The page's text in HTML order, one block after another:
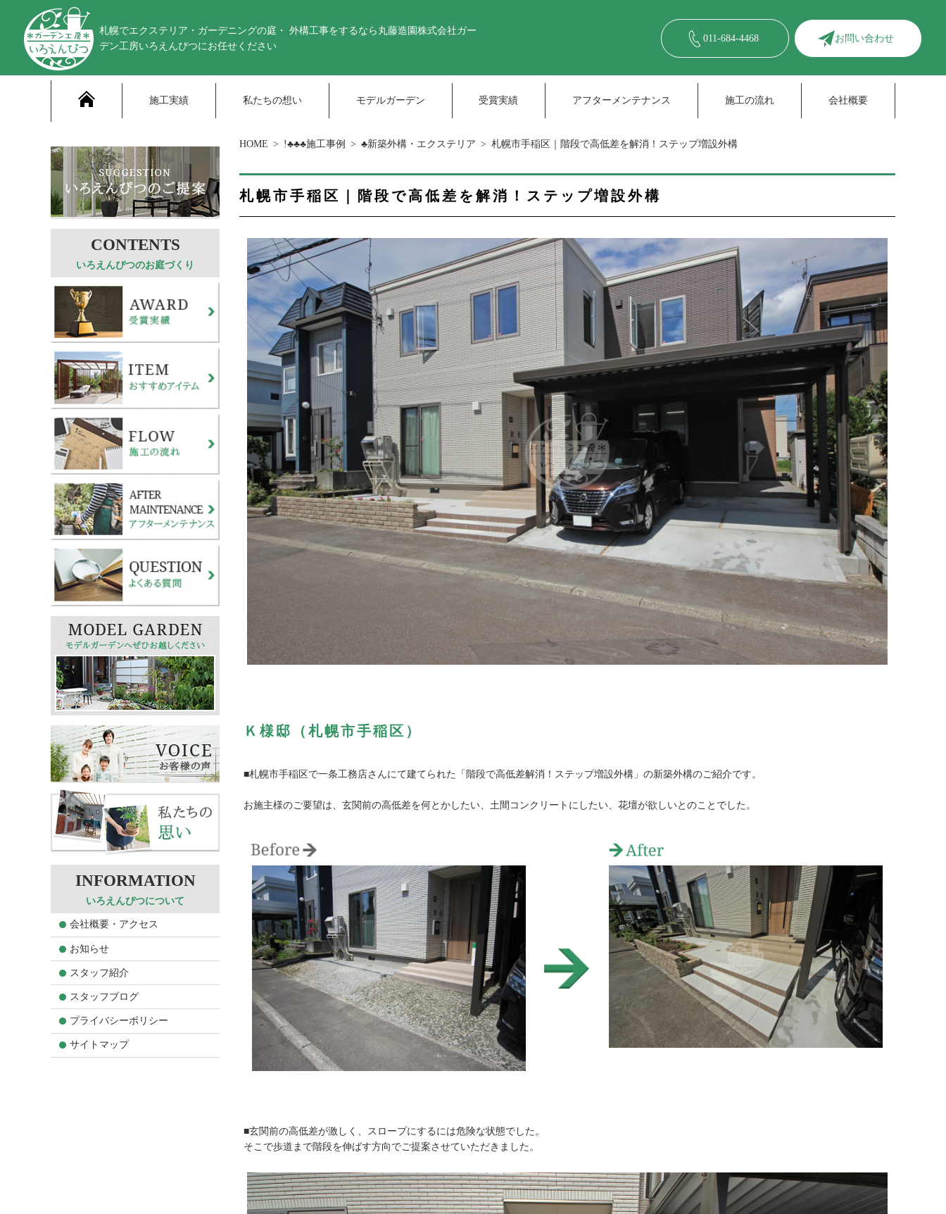
札幌でエクステリア・ガーデニングの庭・ 外構工事をするなら丸藤造園株式会社ガー
デン工房いろえんぴつにお任せください
011-684-4468 お問い合わせ
施工実績 私たちの想い モデルガーデン 受賞実績 アフターメンテナンス 施工の流れ 会社概要
HOME !♣♣♣施工事例 ♣新築外構・エクステリア 札幌市手稲区｜階段で高低差を解消！ステップ増設外構
札幌市手稲区｜階段で高低差を解消！ステップ増設外構
Ｋ様邸（札幌市手稲区）
■札幌市手稲区で一条工務店さんにて建てられた「階段で高低差解消！ステップ増設外構」の新築外構のご紹介です。
お施主様のご要望は、玄関前の高低差を何とかしたい、土間コンクリートにしたい、花壇が欲しいとのことでした。
■玄関前の高低差が激しく、スロープにするには危険な状態でした。
そこで歩道まで階段を伸ばす方向でご提案させていただきました。
いろえんぴつのお庭づくり
いろえんぴつについて
会社概要・アクセス
お知らせ
スタッフ紹介
スタッフブログ
プライバシーポリシー
サイトマップ